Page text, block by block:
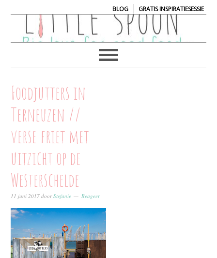
BLOG| GRATIS INSPIRATIESESSIE
Foodjutters in
Terneuzen //
verse friet met
uitzicht op de
Westerschelde
11 juni 2017 doorStefanie Reageer